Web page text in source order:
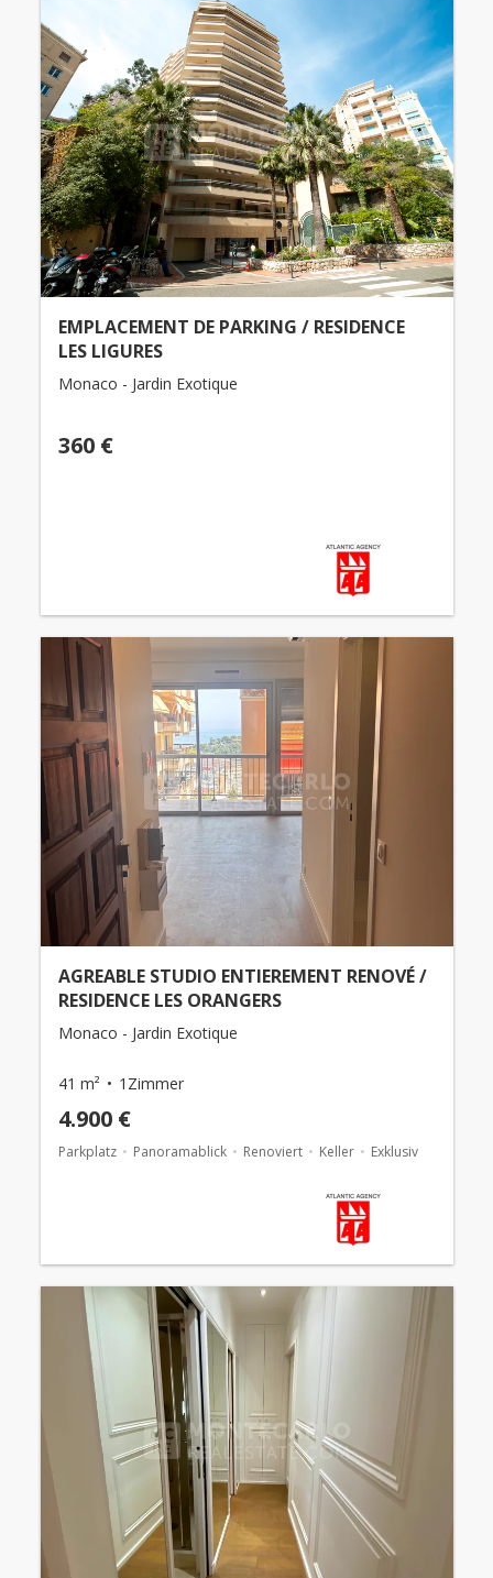
EMPLACEMENT DE PARKING / RESIDENCE
LES LIGURES
Monaco - Jardin Exotique
360 €
AGREABLE STUDIO ENTIEREMENT RENOVÉ /
RESIDENCE LES ORANGERS
Monaco - Jardin Exotique
41 m² 1Zimmer
4.900 €
Parkplatz Panoramablick Renoviert Keller Exklusiv